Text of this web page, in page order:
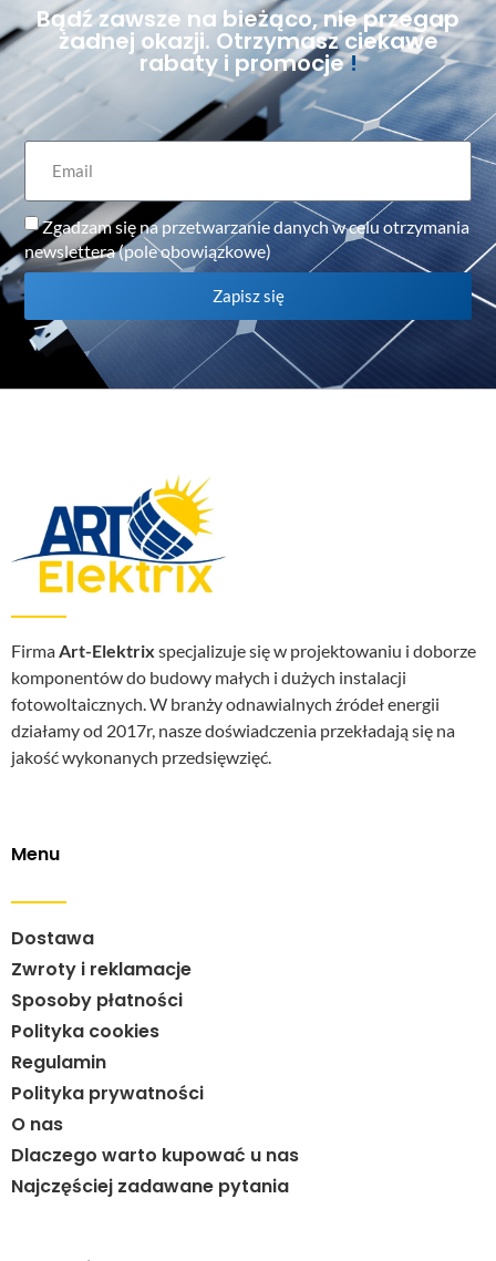
Bądź zawsze na bieżąco, nie przegap
żadnej okazji. Otrzymasz ciekawe
rabaty i promocje!
Zgadzam się na przetwarzanie danych w celu otrzymania
newslettera (pole obowiązkowe)
Zapisz się
FirmaArt-Elektrix specjalizuje się w projektowaniu i doborze
komponentów do budowy małych i dużych instalacji
fotowoltaicznych. W branży odnawialnych źródeł energii
działamy od 2017r, nasze doświadczenia przekładają się na
jakość wykonanych przedsięwzięć.
Menu
Dostawa
Zwroty i reklamacje
Sposoby płatności
Polityka cookies
Regulamin
Polityka prywatności
O nas
Dlaczego warto kupować u nas
Najczęściej zadawane pytania